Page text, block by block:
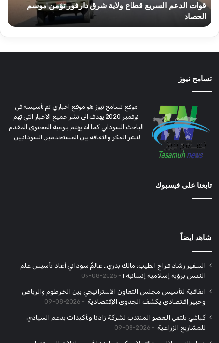
وتغييرات)
مرتقبة..
عبد الماجد عبد الحميد يكتب: مشاكل الكهرباء.. (تحقيقات
وتغييرات) مرتقبة..
تسامح نيوز
موقع تسامح نيوز هو موقع اخباري تم تأسيسه في
نوفمبر 2020 يهدف الى نشر جميع الاخبار التى تهم
الباحث السوداني كما انه يهتم بنوعية المحتوى المقدم
لنشر الفكر والثقافه بين المستخدمين السودانيين.
تابعنا على فيسبوك
شاهد ايضاً
السفير رشاد فراج الطيب: مالك بدري.. عالمٌ سوداني أعاد تأسيس علم
النفس برؤية إسلامية إنسانية !
2026-08-09
اتفاقية لتأسيس مجلس التعاون الاستراتيجي بين الخرطوم والرياض
وخبير إقتصادي يكشف الجدوى الإقتصادية
2026-08-09
كباشي يلتقي العضو المنتدب لشركة زادنا وتأكيدات بدعم السيادي
للمشاريع الزراعية
2026-08-09